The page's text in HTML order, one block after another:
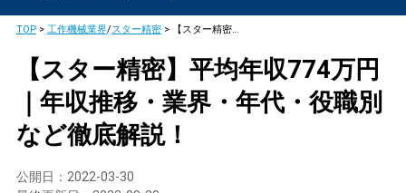
TOP> 工作機械業界/スター精密> 【スター精密】平均年収774万円｜年収推移・業界・年代・役職別など徹底解説！
【スター精密】平均年収774万円
｜年収推移・業界・年代・役職別
など徹底解説！
公開日： 2022-03-30